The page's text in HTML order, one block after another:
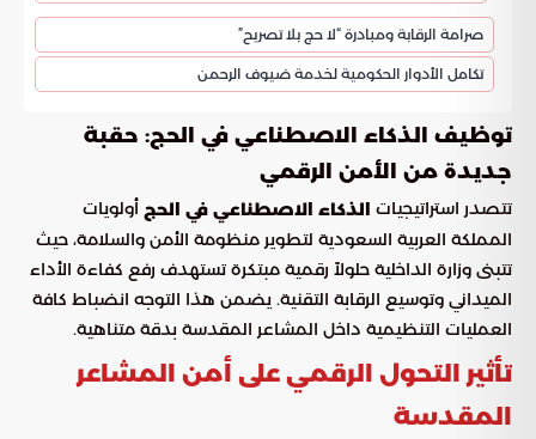
صرامة الرقابة ومبادرة “لا حج بلا تصريح”
تكامل الأدوار الحكومية لخدمة ضيوف الرحمن
توظيف الذكاء الاصطناعي في الحج: حقبة
جديدة من الأمن الرقمي
تتصدر استراتيجيات الذكاء الاصطناعي في الحج أولويات
المملكة العربية السعودية لتطوير منظومة الأمن والسلامة، حيث
تتبنى وزارة الداخلية حلولاً رقمية مبتكرة تستهدف رفع كفاءة الأداء
الميداني وتوسيع الرقابة التقنية. يضمن هذا التوجه انضباط كافة
العمليات التنظيمية داخل المشاعر المقدسة بدقة متناهية.
تأثير التحول الرقمي على أمن المشاعر
المقدسة